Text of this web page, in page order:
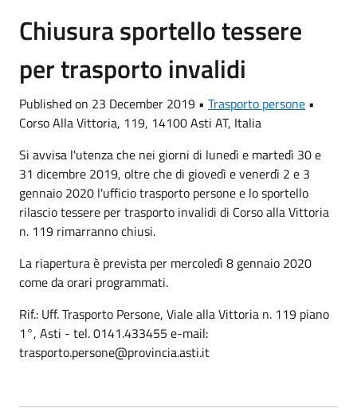
Chiusura sportello tessere
per trasporto invalidi
Published on 23 December 2019 • Trasporto persone •
Corso Alla Vittoria, 119, 14100 Asti AT, Italia
Si avvisa l'utenza che nei giorni di lunedì e martedì 30 e
31 dicembre 2019, oltre che di giovedì e venerdì 2 e 3
gennaio 2020 l'ufficio trasporto persone e lo sportello
rilascio tessere per trasporto invalidi di Corso alla Vittoria
n. 119 rimarranno chiusi.
La riapertura è prevista per mercoledì 8 gennaio 2020
come da orari programmati.
Rif.: Uff. Trasporto Persone, Viale alla Vittoria n. 119 piano
1°, Asti - tel. 0141.433455 e-mail:
trasporto.persone@provincia.asti.it